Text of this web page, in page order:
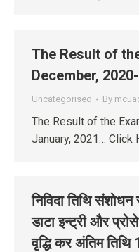
The Result of
December,
Uncategorised By
The Result of the
January, 2021… Click
निविदा तिथि संशोधन
डाटा इन्‍ट्री और
वृद्धि कर अंतिम तिथि